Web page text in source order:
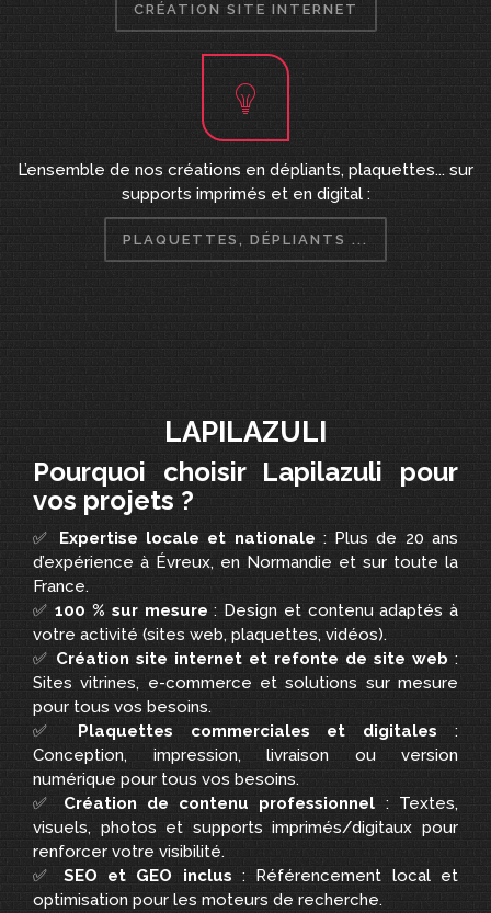
CRÉATION SITE INTERNET
L’ensemble de nos créations en dépliants, plaquettes... sur
supports imprimés et en digital :
PLAQUETTES, DÉPLIANTS ...
LAPILAZULI
Pourquoi choisir Lapilazuli pour
vos projets ?
✅ Expertise locale et nationale : Plus de 20 ans
d’expérience à Évreux, en Normandie et sur toute la
France.
✅100 % sur mesure : Design et contenu adaptés à
votre activité (sites web, plaquettes, vidéos).
✅ Création site internet et refonte de site web :
Sites vitrines, e-commerce et solutions sur mesure
pour tous vos besoins.
✅ Plaquettes commerciales et digitales :
Conception, impression, livraison ou version
numérique pour tous vos besoins.
✅ Création de contenu professionnel : Textes,
visuels, photos et supports imprimés/digitaux pour
renforcer votre visibilité.
✅ SEO et GEO inclus : Référencement local et
optimisation pour les moteurs de recherche.